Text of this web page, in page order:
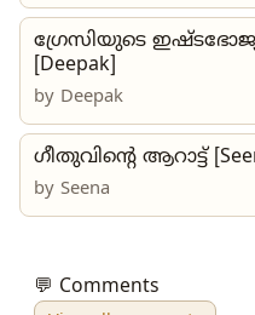
ഗ്രേസിയുടെ
[Deepak]
by Deepak
ഗീതുവിന്റെ ആറാട്ട്
by Seena
💬 Comments